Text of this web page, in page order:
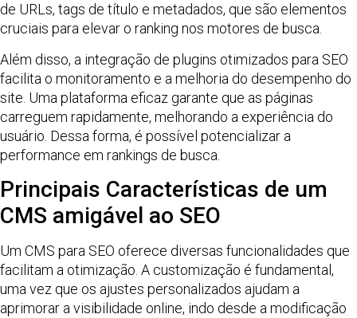
de URLs, tags de título e metadados, que são elementos
cruciais para elevar o ranking nos motores de busca.
Além disso, a integração de plugins otimizados para SEO
facilita o monitoramento e a melhoria do desempenho do
site. Uma plataforma eficaz garante que as páginas
carreguem rapidamente, melhorando a experiência do
usuário. Dessa forma, é possível potencializar a
performance em rankings de busca.
Principais Características de um
CMS amigável ao SEO
Um CMS para SEO oferece diversas funcionalidades que
facilitam a otimização. A customização é fundamental,
uma vez que os ajustes personalizados ajudam a
aprimorar a visibilidade online, indo desde a modificação